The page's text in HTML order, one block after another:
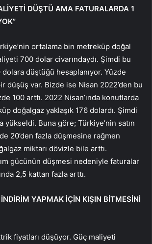
DÜŞTÜ AMA FATURALARDA 1
ortalama bin metreküp doğal
700 dolar civarındaydı. Şimdi bu
düştüğü hesaplanıyor. Yüzde
düşüş var. Bizde ise Nisan 2022’den bu
100 arttı. 2022 Nisan’ında konutlarda
doğalgaz yaklaşık 176 dolardı. Şimdi
yükseldi. Buna göre; Türkiye’nin satın
20’den fazla düşmesine rağmen
miktarı dövizle bile arttı.
gücünün düşmesi nedeniyle faturalar
2,5 kattan fazla arttı.
YAPMAK İÇİN KIŞIN BİTMESİNİ
fiyatları düşüyor. Güç maliyeti